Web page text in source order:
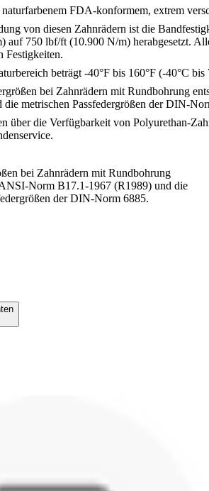
FDA-konformem, extrem
von diesen Zahnrädern ist die
auf 750 lbf/ft (10.900 N/m) herabgesetzt.
Festigkeiten.
beträgt -40°F bis 160°F (-40°C bis
bei Zahnrädern mit Rundbohrung
die metrischen Passfedergrößen der DIN-
über die Verfügbarkeit von Polyurethan-
bei Zahnrädern mit Rundbohrung
Norm B17.1-1967 (R1989) und die
der DIN-Norm 6885.